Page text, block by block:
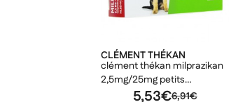
CLÉMENT THÉKAN
clément thékan milprazikan
2,5mg/25mg petits
chiens/chiots
6,91€
5,53€